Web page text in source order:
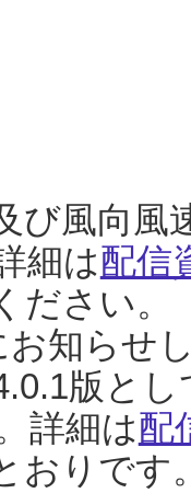
び風向風
細は配信
ださい。
知らせ
版と
詳細は配
おりです